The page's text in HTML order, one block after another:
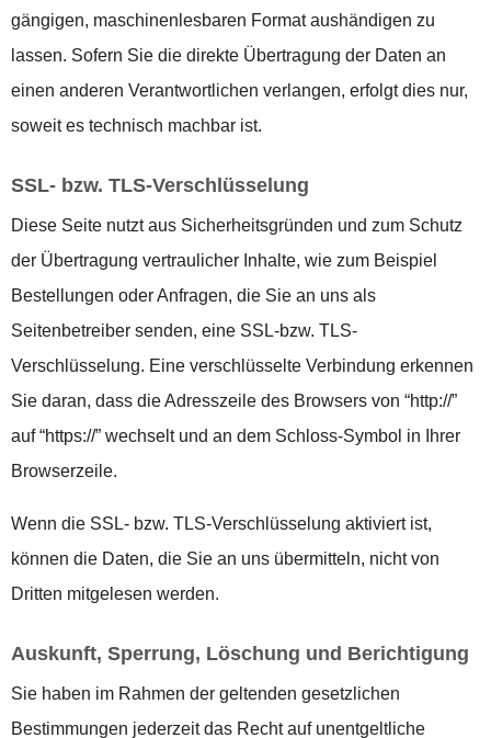
gängigen, maschinenlesbaren Format aushändigen zu
lassen. Sofern Sie die direkte Übertragung der Daten an
einen anderen Verantwortlichen verlangen, erfolgt dies nur,
soweit es technisch machbar ist.
SSL- bzw. TLS-Verschlüsselung
Diese Seite nutzt aus Sicherheitsgründen und zum Schutz
der Übertragung vertraulicher Inhalte, wie zum Beispiel
Bestellungen oder Anfragen, die Sie an uns als
Seitenbetreiber senden, eine SSL-bzw. TLS-
Verschlüsselung. Eine verschlüsselte Verbindung erkennen
Sie daran, dass die Adresszeile des Browsers von “http://”
auf “https://” wechselt und an dem Schloss-Symbol in Ihrer
Browserzeile.
Wenn die SSL- bzw. TLS-Verschlüsselung aktiviert ist,
können die Daten, die Sie an uns übermitteln, nicht von
Dritten mitgelesen werden.
Auskunft, Sperrung, Löschung und Berichtigung
Sie haben im Rahmen der geltenden gesetzlichen
Bestimmungen jederzeit das Recht auf unentgeltliche